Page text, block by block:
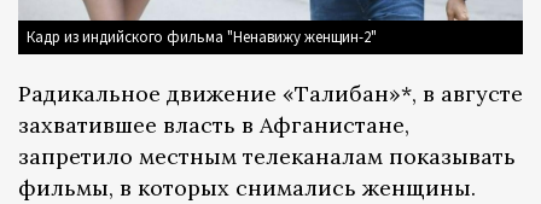
Кадр из индийского фильма "Ненавижу женщин-2"
Радикальное движение «Талибан»*, в августе
захватившее власть в Афганистане,
запретило местным телеканалам показывать
фильмы, в которых снимались женщины.